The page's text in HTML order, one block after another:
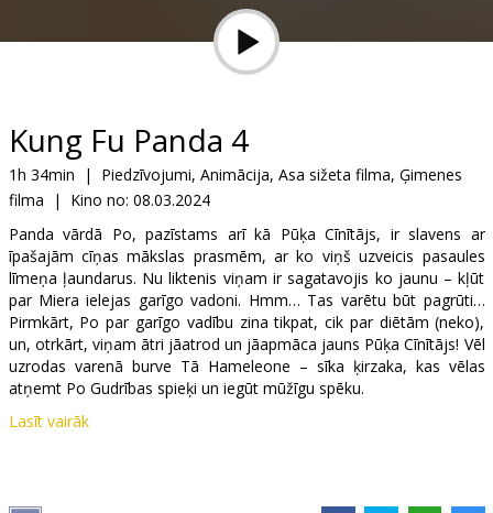
B2B
Kino
Klubs
Kung Fu Panda 4
1h 34min |
Piedzīvojumi, Animācija, Asa sižeta filma, Ģimenes
filma
| Kino no: 08.03.2024
Panda vārdā Po, pazīstams arī kā Pūķa Cīnītājs, ir slavens ar
īpašajām cīņas mākslas prasmēm, ar ko viņš uzveicis pasaules
līmeņa ļaundarus. Nu liktenis viņam ir sagatavojis ko jaunu – kļūt
par Miera ielejas garīgo vadoni. Hmm… Tas varētu būt pagrūti…
Pirmkārt, Po par garīgo vadību zina tikpat, cik par diētām (neko),
un, otrkārt, viņam ātri jāatrod un jāapmāca jauns Pūķa Cīnītājs! Vēl
uzrodas varenā burve Tā Hameleone – sīka ķirzaka, kas vēlas
atņemt Po Gudrības spieķi un iegūt mūžīgu spēku.
Filma šādās valodu versijās:
Lasīt vairāk